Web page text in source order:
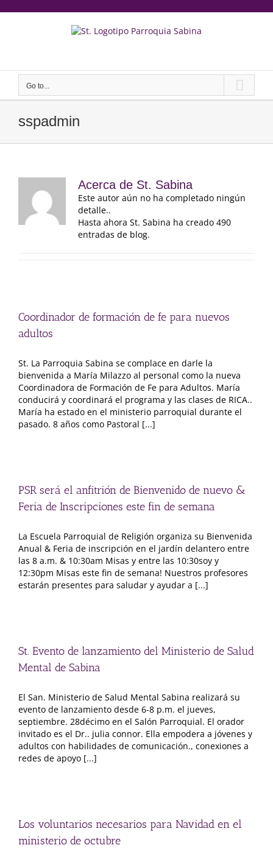
Go to...
sspadmin
Acerca de St. Sabina
Este autor aún no ha completado ningún
detalle..
Hasta ahora St. Sabina ha creado 490
entradas de blog.
Coordinador de formación de fe para nuevos
adultos
St. La Parroquia Sabina se complace en darle la
bienvenida a María Milazzo al personal como la nueva
Coordinadora de Formación de Fe para Adultos. María
conducirá y coordinará el programa y las clases de RICA..
María ha estado en el ministerio parroquial durante el
pasado. 8 años como Pastoral [...]
PSR será el anfitrión de Bienvenido de nuevo &
Feria de Inscripciones este fin de semana
La Escuela Parroquial de Religión organiza su Bienvenida
Anual & Feria de inscripción en el jardín delantero entre
las 8 a.m. & 10:30am Misas y entre las 10:30soy y
12:30pm Misas este fin de semana! Nuestros profesores
estarán presentes para saludar y ayudar a [...]
St. Evento de lanzamiento del Ministerio de Salud
Mental de Sabina
El San. Ministerio de Salud Mental Sabina realizará su
evento de lanzamiento desde 6-8 p.m. el jueves,
septiembre. 28décimo en el Salón Parroquial. El orador
invitado es el Dr.. julia connor. Ella empodera a jóvenes y
adultos con habilidades de comunicación., conexiones a
redes de apoyo [...]
Los voluntarios necesarios para Navidad en el
ministerio de octubre